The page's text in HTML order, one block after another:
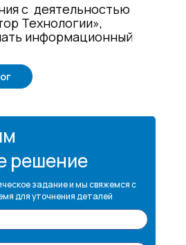
с деятельностью
Технологии»,
информационный
задание и мы свяжемся с
для уточнения деталей
решение